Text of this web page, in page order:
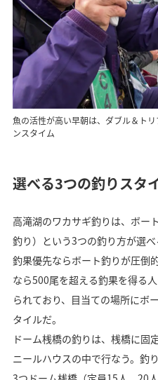
魚の活性が高い早朝は、ダブル＆ト
ンスタイム
選べる3つの釣りスタ
高滝湖のワカサギ釣りは、ボー
釣り）という3つの釣り方が選べ
釣果優先ならボート釣りが圧倒
なら500尾を超える釣果を得る
られており、目当ての場所にボ
タイルだ。
ドーム桟橋の釣りは、桟橋に固
ニールハウスの中で行なう。釣